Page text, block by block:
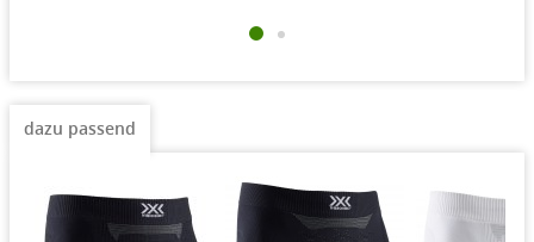
dazu passend